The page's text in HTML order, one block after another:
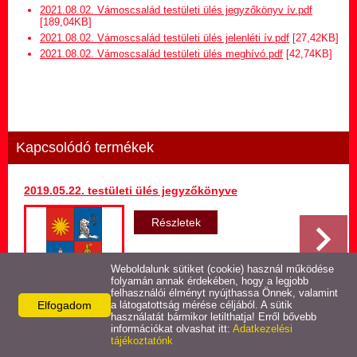
Hirdetmény termőföld
bérletére
Települési Arculati
Képviselő-testületi ülések
Egészségügyi ellátás
Egyéb szolgáltatások
Látnivalók
2021.08.02. Vámoscsalád testületi ülés jegyzőkönyv ív.pdf
[189,04KB]
2021.08.02. Vámoscsalád testületi ülés jelenléti ív.pdf [27,42KB]
2021.08.02. Vámoscsalád testületi ülés meghívó.pdf [42,74KB]
Kapcsolódó termékek
2019.05.22. testületi ülés jegyzőkönyve
Részletek
Vissza az előző oldalra!
Elfogadom
Weboldalunk sütiket (cookie) használ működése
folyamán annak érdekében, hogy a legjobb
felhasználói élményt nyújthassa Önnek, valamint
a látogatottság mérése céljából. A sütik
használatát bármikor letilthatja! Erről bővebb
információkat olvashat itt: Adatkezelési
tájékoztatónk